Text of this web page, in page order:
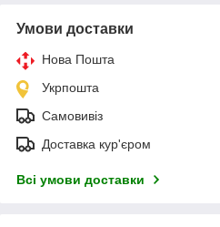
Умови доставки
Нова Пошта
Укрпошта
Самовивіз
Доставка кур'єром
Всі умови доставки